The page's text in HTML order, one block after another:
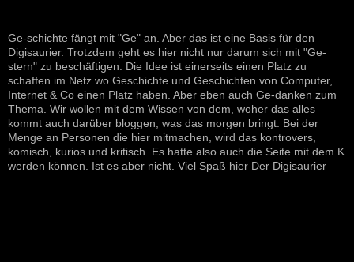
Ge-schichte fängt mit "Ge" an. Aber das ist eine Basis für den
Digisaurier. Trotzdem geht es hier nicht nur darum sich mit "Ge-
stern" zu beschäftigen. Die Idee ist einerseits einen Platz zu
schaffen im Netz wo Geschichte und Geschichten von Computer,
Internet & Co einen Platz haben. Aber eben auch Ge-danken zum
Thema. Wir wollen mit dem Wissen von dem, woher das alles
kommt auch darüber bloggen, was das morgen bringt. Bei der
Menge an Personen die hier mitmachen, wird das kontrovers,
komisch, kurios und kritisch. Es hatte also auch die Seite mit dem K
werden können. Ist es aber nicht. Viel Spaß hier Der Digisaurier